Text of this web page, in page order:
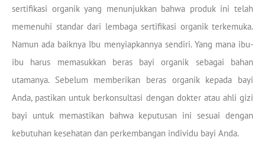
sertifikasi organik yang menunjukkan bahwa produk ini telah
memenuhi standar dari lembaga sertifikasi organik terkemuka.
Namun ada baiknya Ibu menyiapkannya sendiri. Yang mana ibu-
ibu harus memasukkan beras bayi organik sebagai bahan
utamanya. Sebelum memberikan beras organik kepada bayi
Anda, pastikan untuk berkonsultasi dengan dokter atau ahli gizi
bayi untuk memastikan bahwa keputusan ini sesuai dengan
kebutuhan kesehatan dan perkembangan individu bayi Anda.